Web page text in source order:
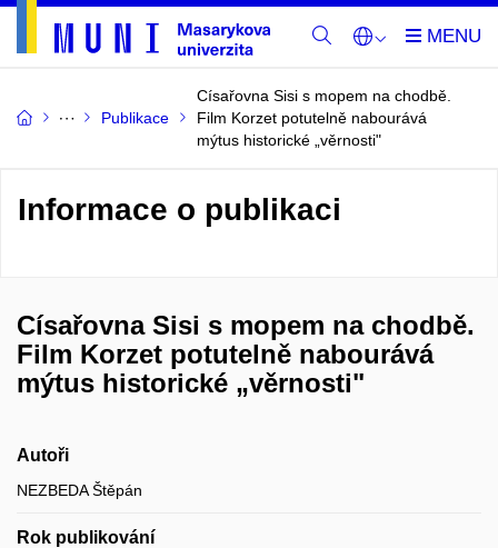
Publikace
Císařovna Sisi s mopem na chodbě.
Film Korzet potutelně nabourává
mýtus historické „věrnosti"
Informace o publikaci
Císařovna Sisi s mopem na chodbě.
Film Korzet potutelně nabourává
mýtus historické „věrnosti"
Autoři
NEZBEDA Štěpán
Rok publikování